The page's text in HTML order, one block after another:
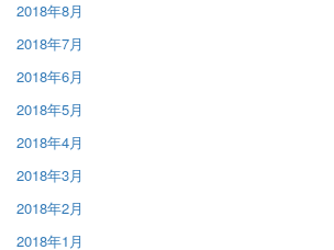
2018年8月
2018年7月
2018年6月
2018年5月
2018年4月
2018年3月
2018年2月
2018年1月